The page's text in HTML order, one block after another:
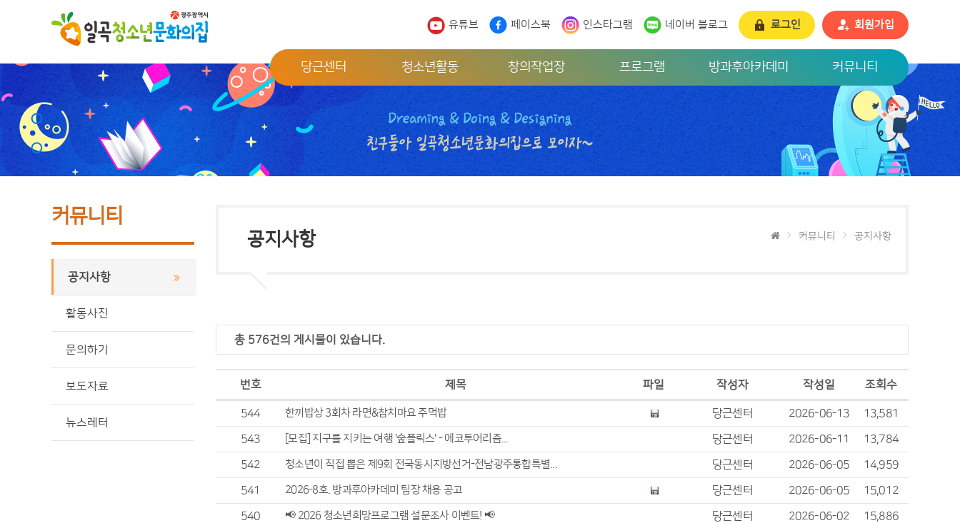
유튜브 페이스북 인스타그램 네이버 블로그 로그인 회원가입
당근센터 청소년활동 창의작업장 프로그램 방과후아카데미 커뮤니티
커뮤니티
공지사항
활동사진
문의하기
보도자료
뉴스레터
공지사항 커뮤니티 공지사항
총 576건의 게시물이 있습니다.
번호 제목 파일 작성자 작성일 조회수
544 한끼밥상 3회차 라면&참치마요 주먹밥 당근센터 2026-06-13
13,581
543
​[모집] 지구를 지키는 여행 '숲플릭스' - 에코투어리즘... 당근센터 2026-06-11
13,784
542
청소년이 직접 뽑은 제9회 전국동시지방선거-전남광주통합특별... 당근센터 2026-06-05
14,959
541
2026-8호. 방과후아카데미 팀장 채용 공고 당근센터 2026-06-05
15,012
540
📢 2026 청소년희망프로그램 설문조사 이벤트! 📢 당근센터 2026-06-02
15,886